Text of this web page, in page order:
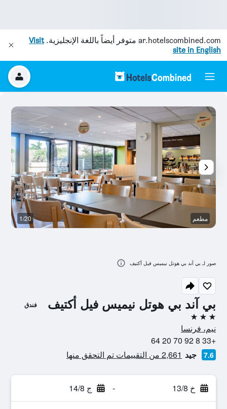
ar.hotelscombined.com متوفر أيضاً باللغة الإنجليزية.Visit
site in English
بي آند بي هوتل نيميس فيل أكتيف فندق
3 نجوم
نيم، فرنسا
+33 8 92 70 20 64
7.6 جيد 2,661 من التقييمات تم التحقق منها
خ 13/8 - ج 14/8
مطعم 1/20
صور لـ بي آند بي هوتل نيميس فيل أكتيف